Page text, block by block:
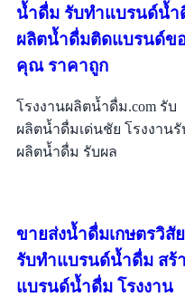
น้ำดื่ม รับทำแบรนด์น้ำ
ผลิตน้ำดื่มติดแบรนด์ข
คุณ ราคาถูก
โรงงานผลิตน้ำดื่ม.com รับ
ผลิตน้ำดื่มเด่นชัย โรงงานรั
ผลิตน้ำดื่ม รับผล
ขายส่งน้ำดื่มเกษตรวิสัย
รับทำแบรนด์น้ำดื่ม สร้
แบรนด์น้ำดื่ม โรงงาน